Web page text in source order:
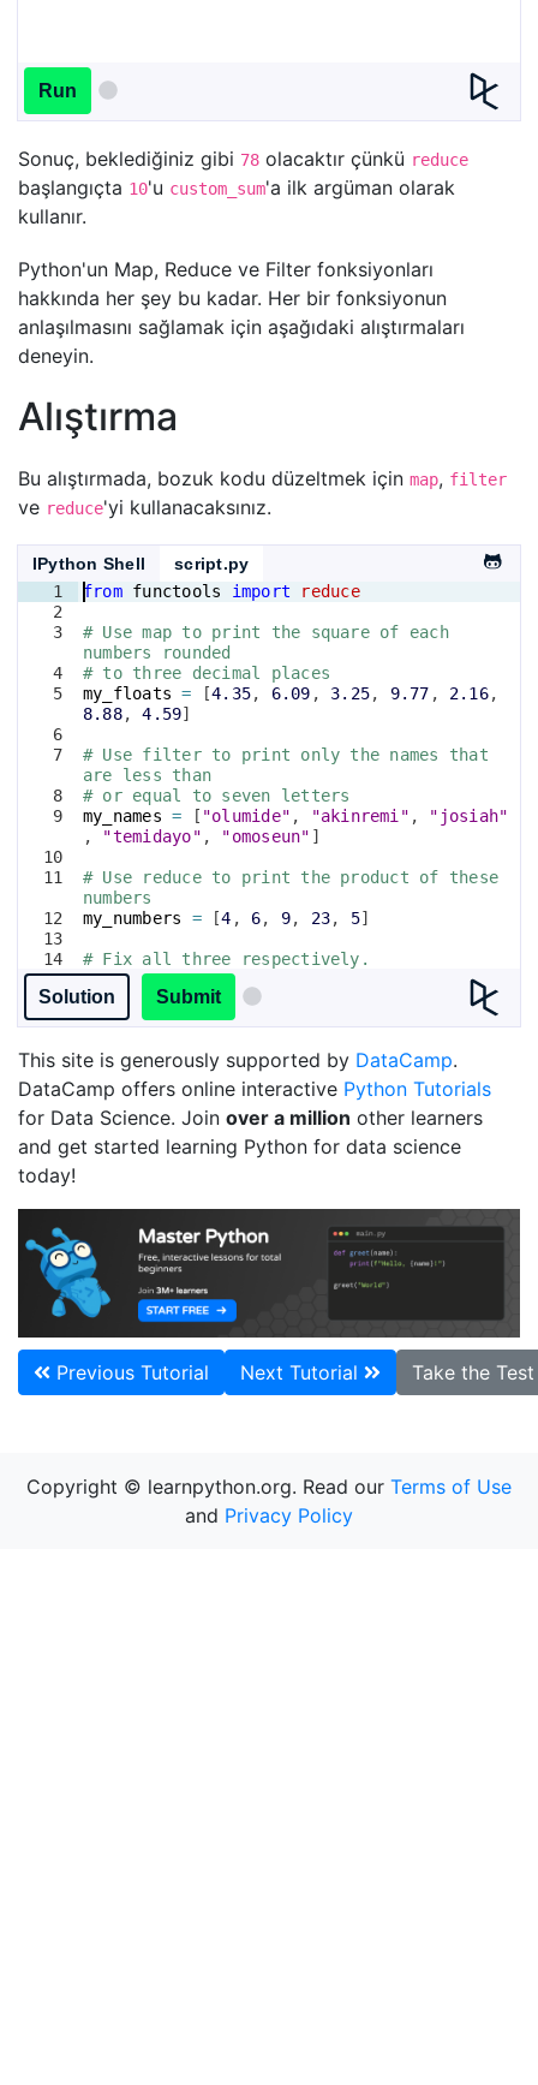
Run
Sonuç, beklediğiniz gibi 78 olacaktır çünkü reduce
başlangıçta 10'u custom_sum'a ilk argüman olarak
kullanır.
Python'un Map, Reduce ve Filter fonksiyonları
hakkında her şey bu kadar. Her bir fonksiyonun
anlaşılmasını sağlamak için aşağıdaki alıştırmaları
deneyin.
Alıştırma
Bu alıştırmada, bozuk kodu düzeltmek için map, filter
ve reduce'yi kullanacaksınız.
IPython Shell
script.py
1
2
3
4
5
6
7
8
9
10
11
12
13
14
15
from functools import reduce
# Use map to print the square of each
numbers rounded
# to three decimal places
my_floats = [4.35, 6.09 , 3.25, 9.77 , 2.16,
8.88, 4.59]
# Use filter to print only the names that
are less than
# or equal to seven letters
my_names = [ "olumide" , "akinremi" , "josiah"
, "temidayo" , "omoseun" ]
# Use reduce to print the product of these
numbers
my_numbers
= [4 , 6, 9, 23, 5]
# Fix all three respectively.
map_result = list
my_floats))
Solution Submit
This site is generously supported by DataCamp.
DataCamp offers online interactive Python Tutorials
for Data Science. Join over a million other learners
and get started learning Python for data science
today!
Previous Tutorial Next Tutorial Take the
Copyright © learnpython.org. Read our Terms of Use
and Privacy Policy